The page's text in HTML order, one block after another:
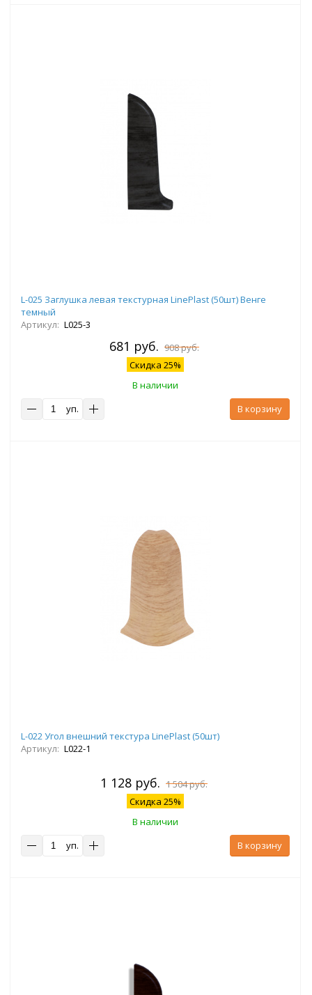
L-025 Заглушка левая текстурная LinePlast (50шт) Венге
темный
Артикул: L025-3
681 руб. 908 руб.
Скидка 25%
В наличии
уп.
В корзину
L-022 Угол внешний текстура LinePlast (50шт)
Артикул: L022-1
1 128 руб. 1 504 руб.
Скидка 25%
В наличии
уп.
В корзину